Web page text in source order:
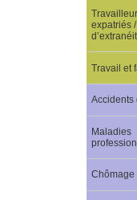
expatriés
Travail et
Accidents
Maladies
Chômage